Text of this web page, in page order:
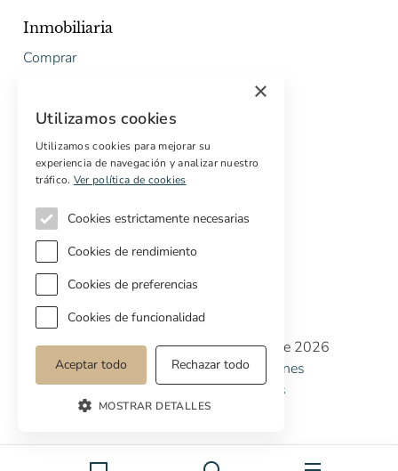
Inmobiliaria
Comprar
Presupuesto gratuito de rehabilitación
Servicios
Marketing digital
Propiedades off-market
Servicios para compradores
Copyright © Cottage Properties Real Estate 2026
Política de Privacidad
Terminos y Condiciones
Política de CookiesPreferencias de cookies
×
Utilizamos cookies
Utilizamos cookies para mejorar su
experiencia de navegación y analizar nuestro
tráfico. Ver política de cookies
Cookies estrictamente necesarias
Cookies de rendimiento
Cookies de preferencias
Cookies de funcionalidad
Aceptar todo Rechazar todo
MOSTRAR DETALLES